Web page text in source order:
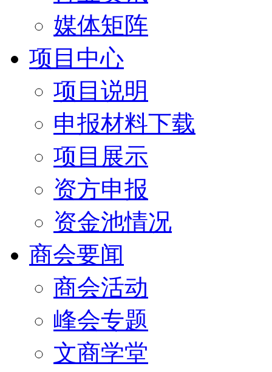
媒体矩阵
项目中心
项目说明
申报材料下载
项目展示
资方申报
资金池情况
商会要闻
商会活动
峰会专题
文商学堂